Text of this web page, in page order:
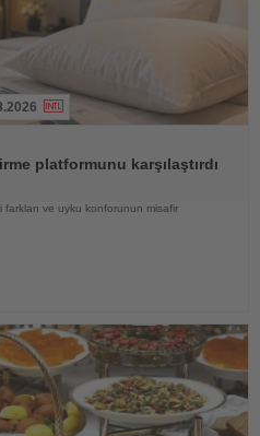
platformunu karşılaştırdı
farkları ve uyku konforunun misafir